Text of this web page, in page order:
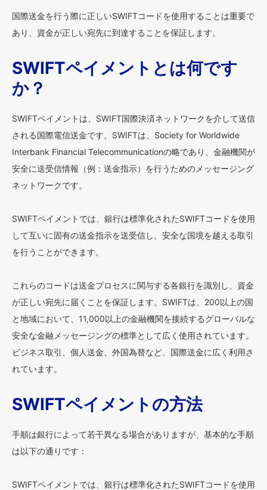
国際送金を行う際に正しいSWIFTコードを使用することは重要で
あり、資金が正しい宛先に到達することを保証します。
SWIFTペイメントとは何です
か？
SWIFTペイメントは、SWIFT国際決済ネットワークを介して送信
される国際電信送金です。SWIFTは、Society for Worldwide
Interbank Financial Telecommunicationの略であり、金融機関が
安全に送受信情報（例：送金指示）を行うためのメッセージング
ネットワークです。
SWIFTペイメントでは、銀行は標準化されたSWIFTコードを使用
して互いに固有の送金指示を送受信し、安全な国境を越える取引
を行うことができます。
これらのコードは送金プロセスに関与する各銀行を識別し、資金
が正しい宛先に届くことを保証します。SWIFTは、200以上の国
と地域において、11,000以上の金融機関を接続するグローバルな
安全な金融メッセージングの標準として広く使用されています。
ビジネス取引、個人送金、外国為替など、国際送金に広く利用さ
れています。
SWIFTペイメントの方法
手順は銀行によって若干異なる場合がありますが、基本的な手順
は以下の通りです：
SWIFTペイメントでは、銀行は標準化されたSWIFTコードを使用